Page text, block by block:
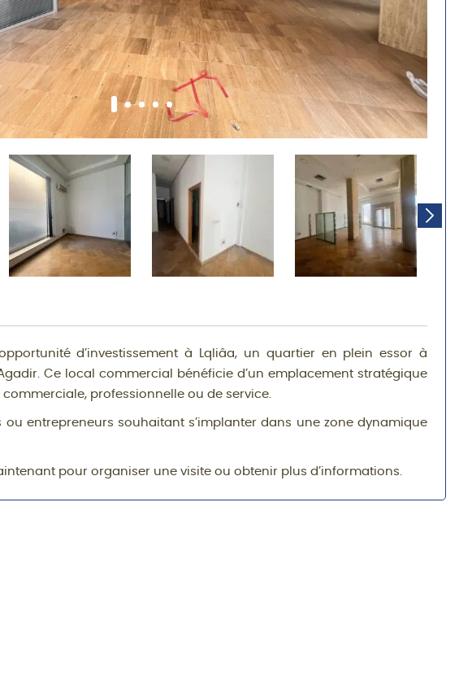
d’investissement à Lqliâa, un quartier en plein essor à
Ce local commercial bénéficie d’un emplacement stratégique
professionnelle ou de service.
ou entrepreneurs souhaitant s’implanter dans une zone dynamique
pour organiser une visite ou obtenir plus d’informations.